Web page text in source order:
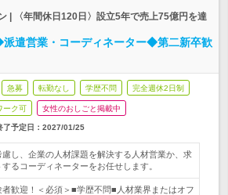
| 〈年間休日120日〉設立5年で売上75億円を達
派遣営業・コーディネーター◆第二新卒歓
急募 転勤なし 学歴不問 完全週休2日制
ーク可 女性のおしごと掲載中
了予定日： 2027/01/25
し、企業の人材課題を解決する人材営業か、求
るコーディネーターをお任せします。
歓迎！＜必須＞■学歴不問■人材業界またはオフ